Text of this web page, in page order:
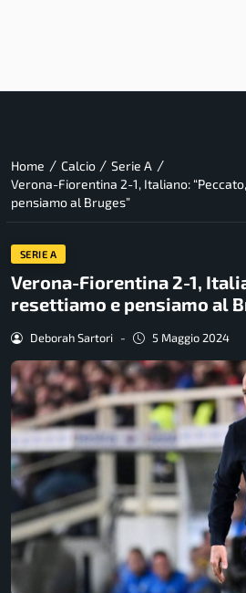
Home / Calcio / Serie A /
Verona-Fiorentina 2-1, Italiano:
pensiamo al Bruges”
SERIE A
Verona-Fiorentina 2-1,
resettiamo e pensiamo al
Deborah Sartori - 5 Maggio 2024